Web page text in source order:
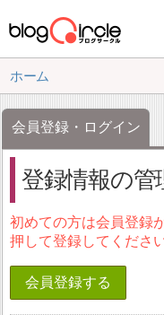
ホーム
会員登録・ログイン
登録情報の管
初めての方は会員登録
押して登録してください
会員登録する